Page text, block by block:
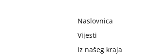
Naslovnica
Vijesti
Iz našeg kraja